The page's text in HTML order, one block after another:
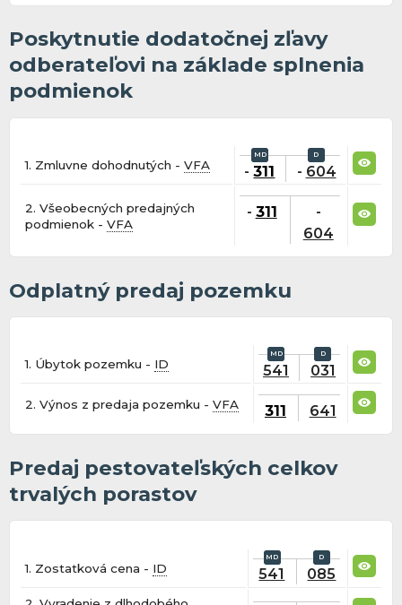
Poskytnutie dodatočnej zľavy
odberateľovi na základe splnenia
podmienok
1. Zmluvne dohodnutých -VFA -311 - 604
2. Všeobecných predajných
podmienok -VFA
- 311
-
604
Odplatný predaj pozemku
1. Úbytok pozemku - ID 541 031
2. Výnos z predaja pozemku -VFA 311 641
Predaj pestovateľských celkov
trvalých porastov
1. Zostatková cena - ID 541 085